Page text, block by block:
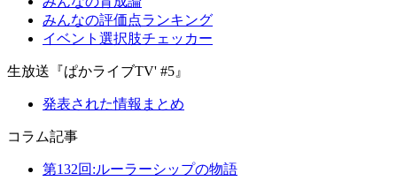
みんなの評価点ランキング
イベント選択肢チェッカー
生放送『ぱかライブTV' #5』
発表された情報まとめ
コラム記事
第132回:ルーラーシップの物語